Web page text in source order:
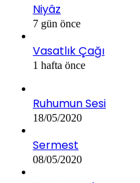
Niyâz
7 gün önce
Vasatlık Çağı
1 hafta önce
Ruhumun Sesi
18/05/2020
Sermest
08/05/2020